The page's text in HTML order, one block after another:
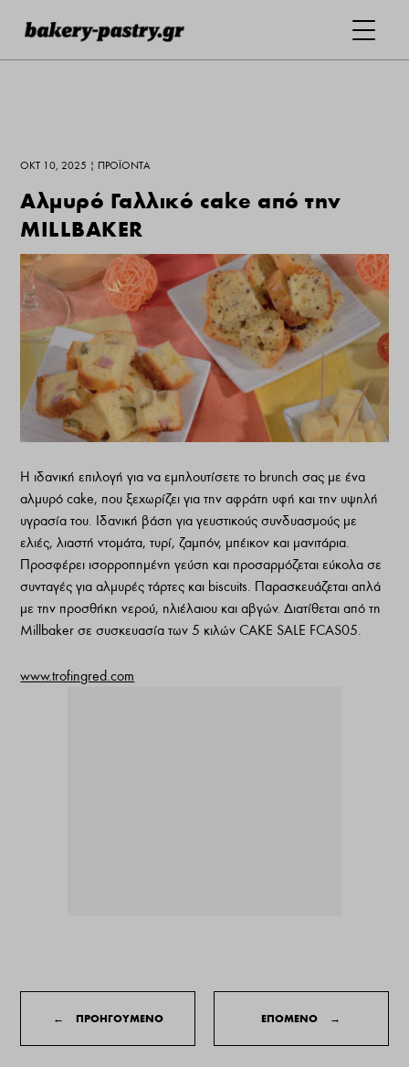
ΟΚΤ 10, 2025 |ΠΡΟΪΌΝΤΑ
Αλμυρό Γαλλικό cake από την
MILLBAKER
Η ιδανική επιλογή για να εμπλουτίσετε το brunch σας με ένα
αλμυρό cake, που ξεχωρίζει για την αφράτη υφή και την υψηλή
υγρασία του. Ιδανική βάση για γευστικούς συνδυασμούς με
ελιές, λιαστή ντομάτα, τυρί, ζαμπόν, μπέικον και μανιτάρια.
Προσφέρει ισορροπημένη γεύση και προσαρμόζεται εύκολα σε
συνταγές για αλμυρές τάρτες και biscuits. Παρασκευάζεται απλά
με την προσθήκη νερού, ηλιέλαιου και αβγών. Διατίθεται από τη
Millbaker σε συσκευασία των 5 κιλών CAKE SALE FCAS05.
www.trofingred.com
← ΠΡΟΗΓΟΥΜΕΝΟ ΕΠΟΜΕΝΟ →